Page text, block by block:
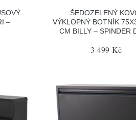
–
ŠEDOZELENÝ
VÝKLOPNÝ BOTNÍK
CM BILLY – SPINDER
3 499 Kč